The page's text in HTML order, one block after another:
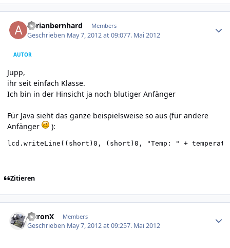
adrianbernhard Members
Geschrieben May 7, 2012 at 09:077. Mai 2012
AUTOR
Jupp,
ihr seit einfach Klasse.
Ich bin in der Hinsicht ja noch blutiger Anfänger
Für Java sieht das ganze beispielsweise so aus (für andere
Anfänger
):
lcd.writeLine((short)0, (short)0, "Temp: " +
Zitieren
AuronX Members
Geschrieben May 7, 2012 at 09:257. Mai 2012